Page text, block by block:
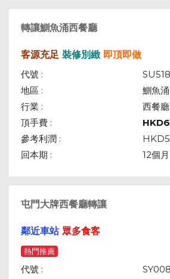
轉讓鰂魚涌西餐廳
客源充足 裝修別緻 即頂即做
代號 :
地區 :
鰂魚涌
行業 :
西餐廳
頂手費 :
HKD
參考利潤 :
回本期 :
12個月
屯門大牌西餐廳轉讓
鄰近車站 眾多食客
熱門推薦
代號 :